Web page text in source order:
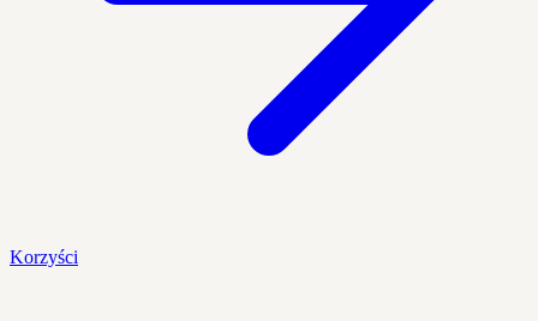
Korzyści